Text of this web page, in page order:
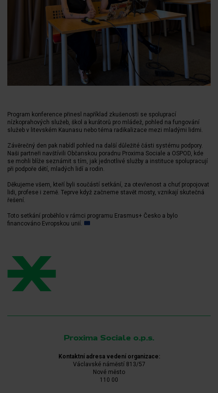
Program konference přinesl například zkušenosti se spoluprací
nízkoprahových služeb, škol a kurátorů pro mládež, pohled na fungování
služeb v litevském Kaunasu nebo téma radikalizace mezi mladými lidmi.
Závěrečný den pak nabídl pohled na další důležité části systému podpory.
Naši partneři navštívili Občanskou poradnu Proxima Sociale a OSPOD, kde
se mohli blíže seznámit s tím, jak jednotlivé služby a instituce spolupracují
při podpoře dětí, mladých lidí a rodin.
Děkujeme všem, kteří byli součástí setkání, za otevřenost a chuť propojovat
lidi, profese i země. Teprve když začneme stavět mosty, vznikají skutečná
řešení.
Toto setkání proběhlo v rámci programu Erasmus+ Česko a bylo
financováno Evropskou unií.
Proxima Sociale o.p.s.
Kontaktní adresa vedení organizace:
Václavské náměstí 813/57
Nové město
110 00